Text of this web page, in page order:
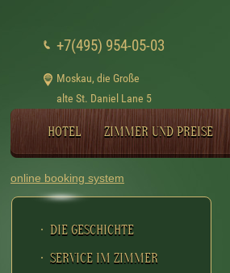
+7(495) 954-05-03
Moskau, die Große
alte St. Daniel Lane 5
HOTEL ZIMMER UND PREISE
online booking system
DIE GESCHICHTE
SERVICE IM ZIMMER